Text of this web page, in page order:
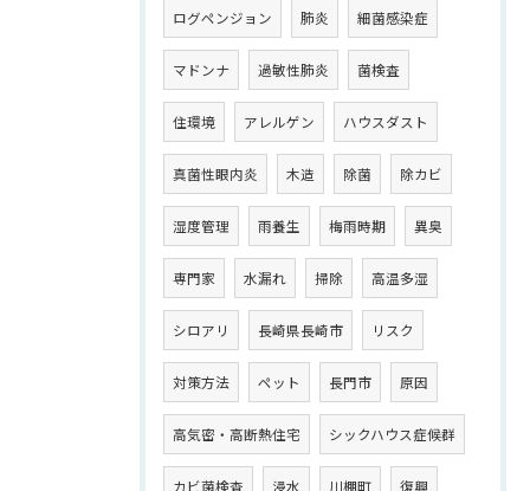
ログペンジョン 肺炎 細菌感染症
マドンナ 過敏性肺炎 菌検査
住環境 アレルゲン ハウスダスト
真菌性眼内炎 木造 除菌 除カビ
湿度管理 雨養生 梅雨時期 異臭
専門家 水漏れ 掃除 高温多湿
シロアリ 長崎県長崎市 リスク
対策方法 ペット 長門市 原因
高気密・高断熱住宅 シックハウス症候群
カビ菌検査 浸水 川棚町 復興